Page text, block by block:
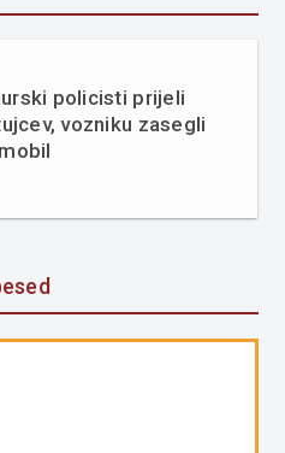
policisti prijeli
vozniku zasegli